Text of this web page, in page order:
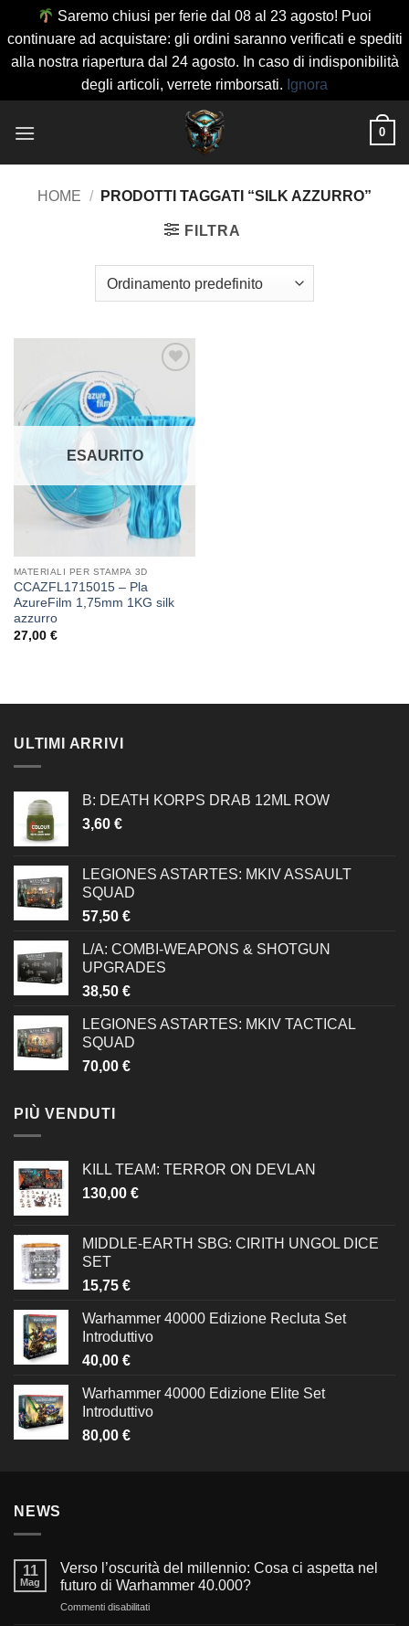
Saremo chiusi per ferie dal 08 al 23 agosto! Puoi
continuare ad acquistare: gli ordini saranno verificati e spediti
alla nostra riapertura dal 24 agosto. In caso di indisponibilità
degli articoli, verrete rimborsati. Ignora
0
HOME / PRODOTTI TAGGATI “SILK AZZURRO”
FILTRA
desideri
ESAURITO
MATERIALI PER STAMPA 3D
CCAZFL1715015 – Pla
AzureFilm 1,75mm 1KG silk
azzurro
27,00 €
ULTIMI ARRIVI
B: DEATH KORPS DRAB 12ML ROW
3,60 €
LEGIONES ASTARTES: MKIV ASSAULT
SQUAD
57,50 €
L/A: COMBI-WEAPONS & SHOTGUN
UPGRADES
38,50 €
LEGIONES ASTARTES: MKIV TACTICAL
SQUAD
70,00 €
PIÙ VENDUTI
KILL TEAM: TERROR ON DEVLAN
130,00 €
MIDDLE-EARTH SBG: CIRITH UNGOL DICE
SET
15,75 €
Warhammer 40000 Edizione Recluta Set
Introduttivo
40,00 €
Warhammer 40000 Edizione Elite Set
Introduttivo
80,00 €
NEWS
11
Mag
Verso l’oscurità del millennio: Cosa ci aspetta nel
futuro di Warhammer 40.000?
Commenti disabilitatisu